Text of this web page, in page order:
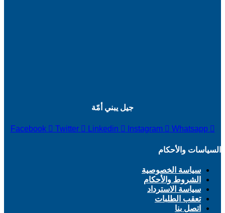
جيل يبني أمّة
Facebook Twitter Linkedin Instagram Whatsapp
السياسات والأحكام
سياسة الخصوصية
الشروط والأحكام
سياسة الاسترداد
تعقب الطلبات
اتصل بنا